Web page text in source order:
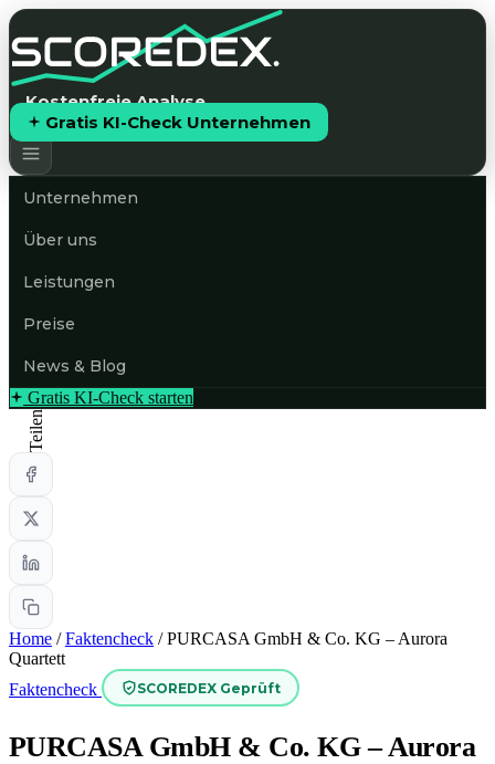
Kostenfreie Analyse
Gratis KI-Check Unternehmen
Unternehmen
Über uns
Leistungen
Preise
News & Blog
Gratis KI-Check starten
Teilen
Home / Faktencheck / PURCASA GmbH & Co. KG – Aurora
Quartett
Faktencheck
SCOREDEX Geprüft
PURCASA GmbH & Co. KG – Aurora